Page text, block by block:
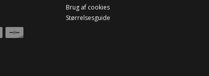
Brug af cookies
Størrelsesguide